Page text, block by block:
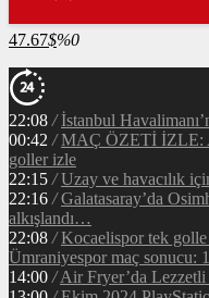
47.67$%0
22:08 / İstanbul
00:42 / MAÇ ÖZETİ İZLE:
goller izle
22:15 / Uzay ve havacılık
22:16 / Galatasaray’da
alkışlandı…
22:08 / Kocaelispor tek golle
Ümraniyespor maç sonucu:
14:00 / Air Fryer’da